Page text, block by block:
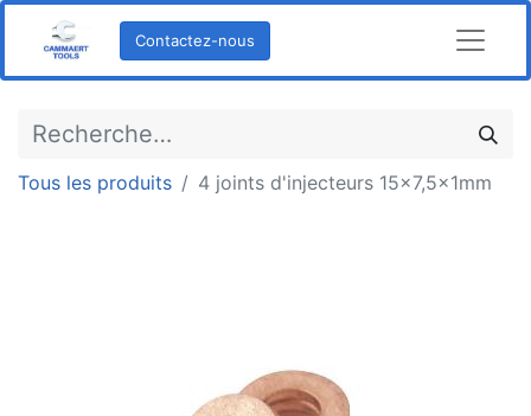
Contactez-nous
Tous les produits 4 joints d'injecteurs 15x7,5x1mm